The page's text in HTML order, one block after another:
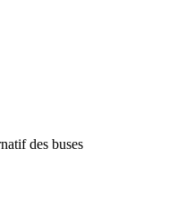
des buses